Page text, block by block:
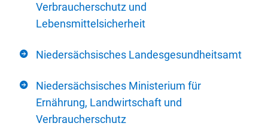
Verbraucherschutz und
Lebensmittelsicherheit
Niedersächsisches Landesgesundheitsamt
Niedersächsisches Ministerium für
Ernährung, Landwirtschaft und
Verbraucherschutz